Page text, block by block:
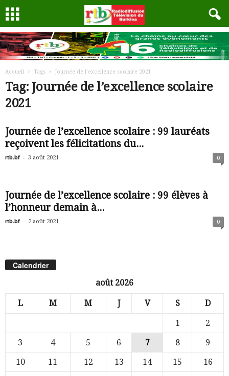
Accueil Tags Journée de l’excellence scolaire 2021
Tag: Journée de l’excellence scolaire
2021
Journée de l’excellence scolaire : 99 lauréats
reçoivent les félicitations du...
rtb.bf - 3 août 2021 0
Journée de l’excellence scolaire : 99 élèves à
l’honneur demain à...
rtb.bf - 2 août 2021 0
Calendrier
août 2026
L M M J V S D
1
2
3
4 5 6 7 8
9
10
11 12 13 14 15
16